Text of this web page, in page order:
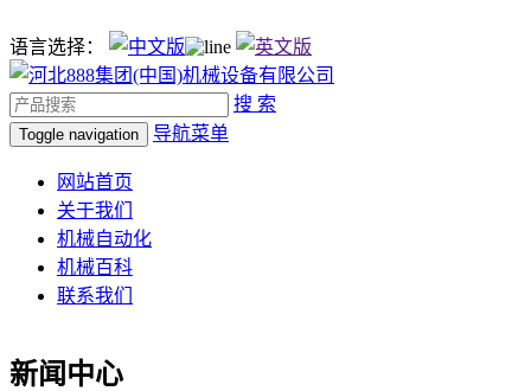
语言选择：
搜 索
Toggle navigation 导航菜单
网站首页
关于我们
机械自动化
机械百科
联系我们
新闻中心